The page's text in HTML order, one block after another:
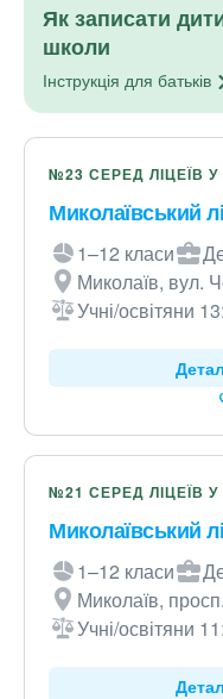
Як записати
школи
Інструкція для батьків
№23 СЕРЕД ЛІЦЕЇВ
Миколаївський
1–12 класи
Миколаїв, вул.
Учні/освітяни
№21 СЕРЕД ЛІЦЕЇВ
Миколаївський
1–12 класи
Миколаїв,
Учні/освітяни